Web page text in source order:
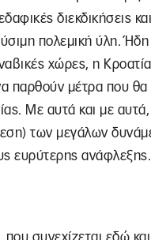
διεκδικήσεις
πολεμική ύλη.
χώρες, η
παρθούν μέτρα που
Με αυτά και με
των μεγάλων
ευρύτερης ανάφλεξης.
συνεχίζεται εδώ και